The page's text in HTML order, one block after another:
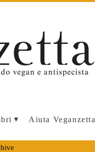
Aiuta Veganzetta